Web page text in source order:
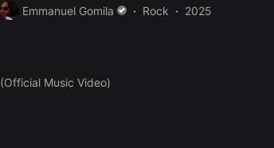
Emmanuel Gomila Rock 2025
(Official Music Video)